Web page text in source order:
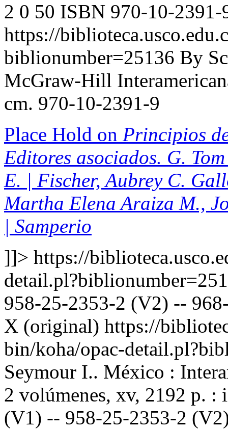
2 0 50 ISBN 970-10-2391-
https://
biblionumber=25136 By
McGraw-Hill
cm. 970-10-2391-9
Place Hold on Principios
Editores asociados. G.
E. | Fischer, Aubrey C.
Martha Elena Araiza M.,
| Samperio
]]> https://
958-25-2353-2 (V2) --
X (original) https://
bin/koha/opac-
Seymour I.. México :
2 volúmenes, xv, 2192 p.
(V1) -- 958-25-2353-2